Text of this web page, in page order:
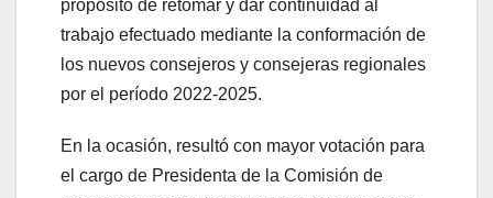
propósito de retomar y dar continuidad al
trabajo efectuado mediante la conformación de
los nuevos consejeros y consejeras regionales
por el período 2022-2025.
En la ocasión, resultó con mayor votación para
el cargo de Presidenta de la Comisión de